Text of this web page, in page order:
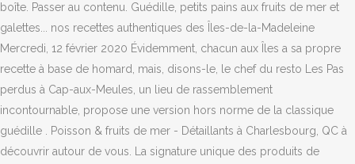
boîte. Passer au contenu. Guédille, petits pains aux fruits de mer et
galettes... nos recettes authentiques des Îles-de-la-Madeleine
Mercredi, 12 février 2020 Évidemment, chacun aux Îles a sa propre
recette à base de homard, mais, disons-le, le chef du resto Les Pas
perdus à Cap-aux-Meules, un lieu de rassemblement
incontournable, propose une version hors norme de la classique
guédille . Poisson & fruits de mer - Détaillants à Charlesbourg, QC à
découvrir autour de vous. La signature unique des produits de